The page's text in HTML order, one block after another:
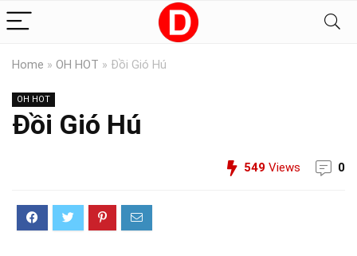
Home » OH HOT » Đồi Gió Hú
OH HOT
Đồi Gió Hú
549 Views 0